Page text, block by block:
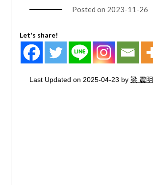
Posted on 2023-11-26
Let's share!
Last Updated on 2025-04-23 by 梁 震明